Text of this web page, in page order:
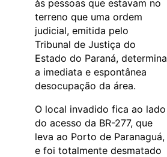
às pessoas que estavam no
terreno que uma ordem
judicial, emitida pelo
Tribunal de Justiça do
Estado do Paraná, determina
a imediata e espontânea
desocupação da área.
O local invadido fica ao lado
do acesso da BR-277, que
leva ao Porto de Paranaguá,
e foi totalmente desmatado